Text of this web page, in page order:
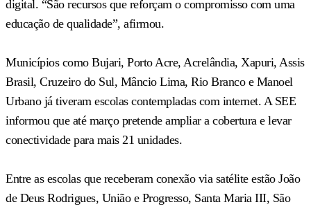
digital. “São recursos que reforçam o compromisso com uma
educação de qualidade”, afirmou.
Municípios como Bujari, Porto Acre, Acrelândia, Xapuri, Assis
Brasil, Cruzeiro do Sul, Mâncio Lima, Rio Branco e Manoel
Urbano já tiveram escolas contempladas com internet. A SEE
informou que até março pretende ampliar a cobertura e levar
conectividade para mais 21 unidades.
Entre as escolas que receberam conexão via satélite estão João
de Deus Rodrigues, União e Progresso, Santa Maria III, São